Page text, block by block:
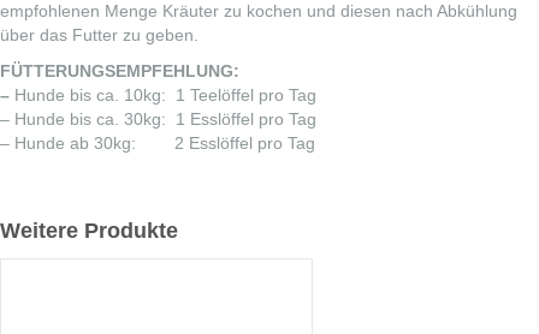
empfohlenen Menge Kräuter zu kochen und diesen nach Abkühlung
über das Futter zu geben.
FÜTTERUNGSEMPFEHLUNG:
– Hunde bis ca. 10kg: 1 Teelöffel pro Tag
– Hunde bis ca. 30kg: 1 Esslöffel pro Tag
– Hunde ab 30kg: 2 Esslöffel pro Tag
Weitere Produkte